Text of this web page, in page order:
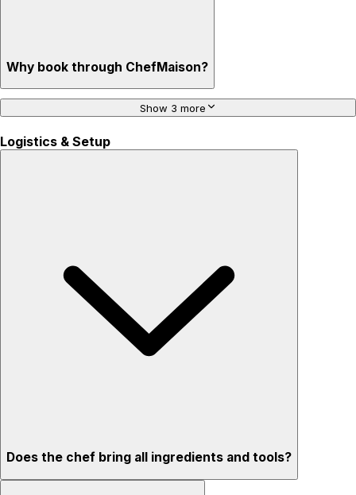
Why book through ChefMaison?
Show 3 more
Logistics & Setup
Does the chef bring all ingredients and tools?